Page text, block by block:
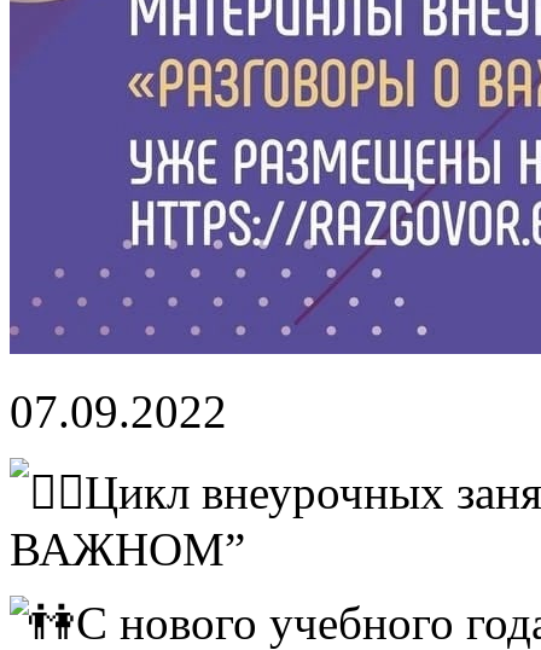
07.09.2022
Цикл внеурочных
ВАЖНОМ”
С нового учебного